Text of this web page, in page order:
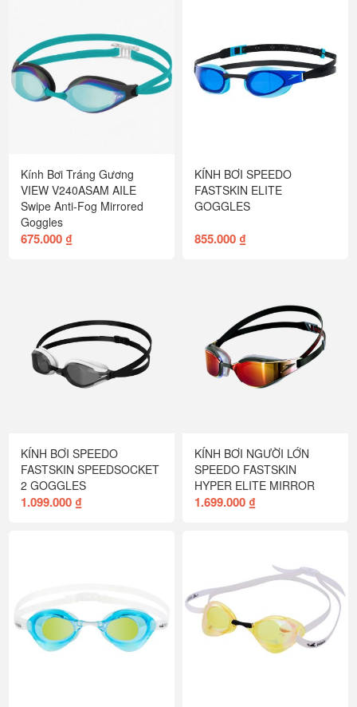
Kính Bơi Tráng Gương
VIEW V240ASAM AILE
Swipe Anti-Fog Mirrored
Goggles
675.000 ₫
KÍNH BƠI SPEEDO
FASTSKIN ELITE
GOGGLES
855.000 ₫
KÍNH BƠI SPEEDO
FASTSKIN SPEEDSOCKET
2 GOGGLES
1.099.000 ₫
KÍNH BƠI NGƯỜI LỚN
SPEEDO FASTSKIN
HYPER ELITE MIRROR
1.699.000 ₫